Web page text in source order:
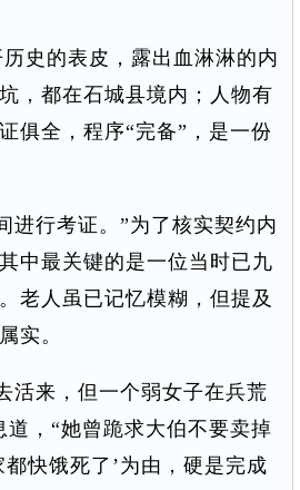
史的表皮，露出血淋淋的内
，都在石城县境内；人物有
俱全，程序“完备”，是一份
行考证。”为了核实契约内
中最关键的是一位当时已九
老人虽已记忆模糊，但提及
实。
来，但一个弱女子在兵荒
，“她曾跪求大伯不要卖掉
快饿死了’为由，硬是完成